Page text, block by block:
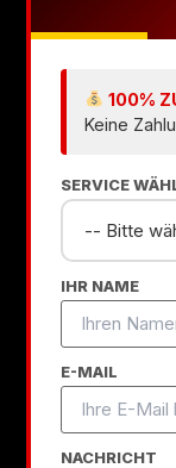
100%
Keine
SERVICE
IHR NAME
E-MAIL
NACHRICHT